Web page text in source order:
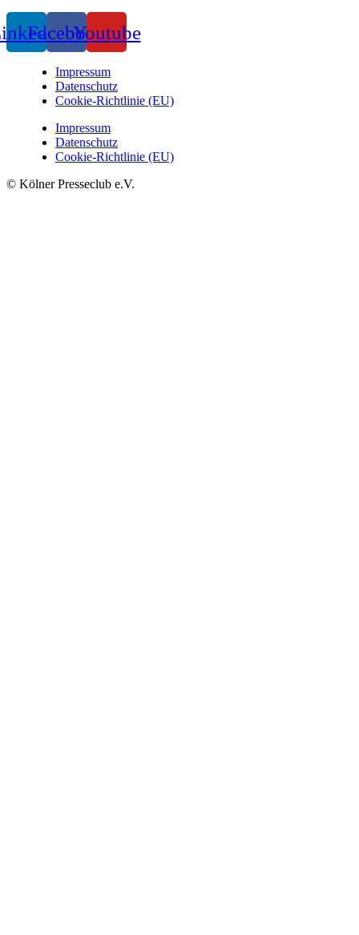
FacebookYoutube
Impressum
Datenschutz
Cookie-Richtlinie (EU)
Impressum
Datenschutz
Cookie-Richtlinie (EU)
© Kölner Presseclub e.V.